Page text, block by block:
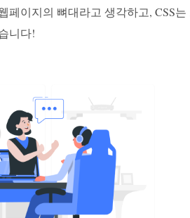
페이지의 뼈대라고 생각하고, CSS
니다!